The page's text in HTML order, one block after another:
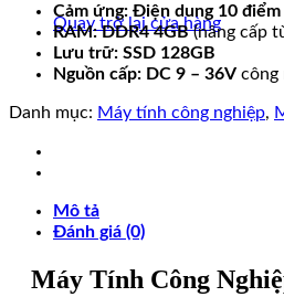
Quay trở lại cửa hàng
Cảm ứng: Điện dung 10 điểm
RAM: DDR4 4GB(nâng cấp
Lưu trữ: SSD 128GB
Nguồn cấp: DC 9 – 36V công
Danh mục: Máy tính công nghiệp,
Mô tả
Đánh giá (0)
Máy Tính Công